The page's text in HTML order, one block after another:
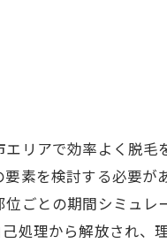
リアで効率よく脱毛
素を検討する必要が
ごとの期間シミュレ
処理から解放され、